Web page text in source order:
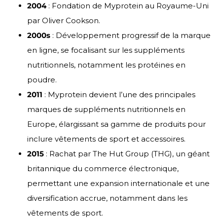
2004: Fondation de Myprotein au Royaume-Uni
par Oliver Cookson.
2000s : Développement progressif de la marque
en ligne, se focalisant sur les suppléments
nutritionnels, notamment les protéines en
poudre.
2011 : Myprotein devient l’une des principales
marques de suppléments nutritionnels en
Europe, élargissant sa gamme de produits pour
inclure vêtements de sport et accessoires.
2015 : Rachat par The Hut Group (THG), un géant
britannique du commerce électronique,
permettant une expansion internationale et une
diversification accrue, notamment dans les
vêtements de sport.